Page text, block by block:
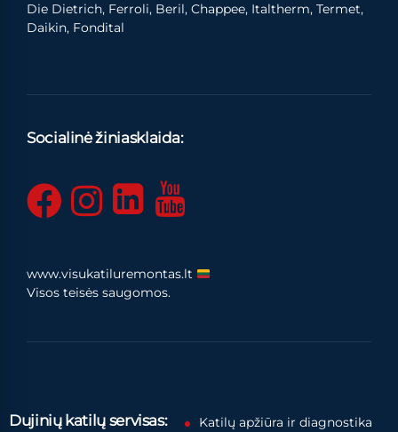
Die Dietrich, Ferroli, Beril, Chappee, Italtherm, Termet,
Daikin, Fondital
Socialinė žiniasklaida:
www.visukatiluremontas.lt
Visos teisės saugomos.
Dujinių katilų servisas:
Katilų apžiūra ir diagnostika